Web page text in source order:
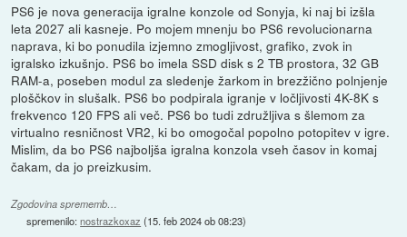
PS6 je nova generacija igralne konzole od Sonyja, ki naj bi izšla
leta 2027 ali kasneje. Po mojem mnenju bo PS6 revolucionarna
naprava, ki bo ponudila izjemno zmogljivost, grafiko, zvok in
igralsko izkušnjo. PS6 bo imela SSD disk s 2 TB prostora, 32 GB
RAM-a, poseben modul za sledenje žarkom in brezžično polnjenje
ploščkov in slušalk. PS6 bo podpirala igranje v ločljivosti 4K-8K s
frekvenco 120 FPS ali več. PS6 bo tudi združljiva s šlemom za
virtualno resničnost VR2, ki bo omogočal popolno potopitev v igre.
Mislim, da bo PS6 najboljša igralna konzola vseh časov in komaj
čakam, da jo preizkusim.
Zgodovina sprememb…
spremenilo:nostrazkoxaz (15. feb 2024 ob 08:23)